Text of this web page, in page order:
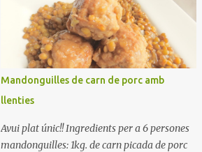
Renteu els pebrots i talleu-los a trossets.
Renteu les tomates i talleu-les a octaus.
Talleu les olives a rodanxes. Una hora abans
de portar a la taula, poseu els cigrons, ben
escorreguts, en un bol, amb la resta
d'ingredients: les tomates, el pebrot, la ceba,
(escorreguda), les olives i la tonyina
esmicolada. Amaniu amb sal i oli... bon
profit!!
Mandonguilles de carn de porc amb
llenties
Avui plat únic!! Ingredients per a 6 persones
mandonguilles: 1kg. de carn picada de porc